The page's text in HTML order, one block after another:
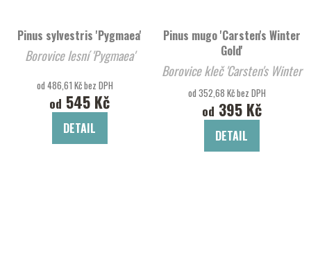
Pinus sylvestris 'Pygmaea'
Borovice lesní 'Pygmaea'
od 486,61 Kč bez DPH
od 545 Kč
DETAIL
Pinus mugo 'Carsten's Winter
Gold'
Borovice kleč 'Carsten's Winter
Gold'
od 352,68 Kč bez DPH
od 395 Kč
DETAIL